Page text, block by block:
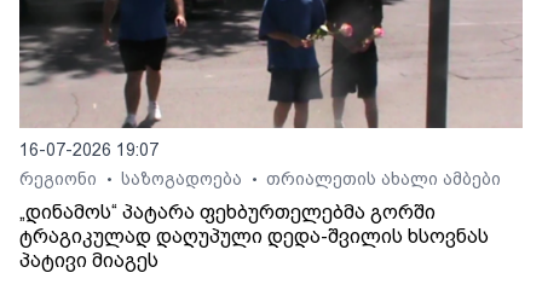
16-07-2026 19:07
რეგიონი
• საზოგადოება • თრიალეთის ახალი ამბები
„დინამოს“ პატარა ფეხბურთელებმა გორში
ტრაგიკულად დაღუპული დედა-შვილის ხსოვნას
პატივი მიაგეს